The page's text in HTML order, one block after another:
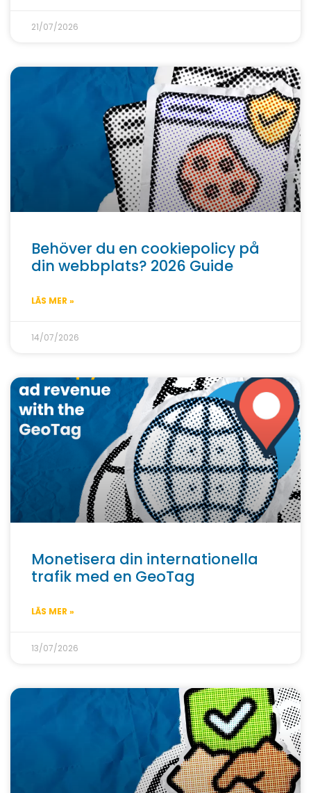
21/07/2026
Behöver du en cookiepolicy på
din webbplats? 2026 Guide
LÄS MER »
14/07/2026
Monetisera din internationella
trafik med en GeoTag
LÄS MER »
13/07/2026